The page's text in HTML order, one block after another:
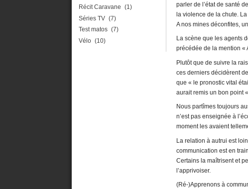
parler de l’état de santé
la violence de la chute.
A nos mines déconfites,
La scène que les agents
précédée de la mention «
Plutôt que de suivre la
ces derniers décidèrent
que « le pronostic vital
aurait remis un bon point
Nous partîmes toujours
n’est pas enseignée à
moment les avaient
La relation à autrui est
communication est en
Certains la maîtrisent et
l’apprivoiser.
(Ré-)Apprenons à
Récit Caravane (1)
Séries TV (7)
Test matos (7)
Vélo (10)